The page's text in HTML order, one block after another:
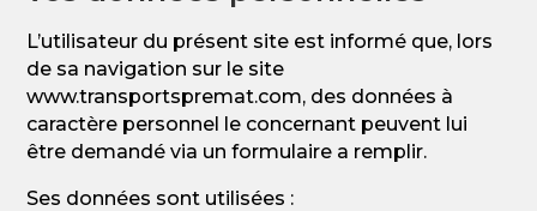
L’utilisateur du présent site est informé que, lors
de sa navigation sur le site
www.transportspremat.com, des données à
caractère personnel le concernant peuvent lui
être demandé via un formulaire a remplir.
Ses données sont utilisées :